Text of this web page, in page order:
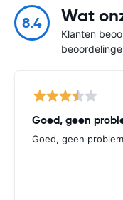
8.4 Wat
Klanten
Goed, geen
Goed, geen